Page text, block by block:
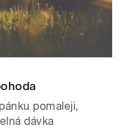
pomaleji,
dávka